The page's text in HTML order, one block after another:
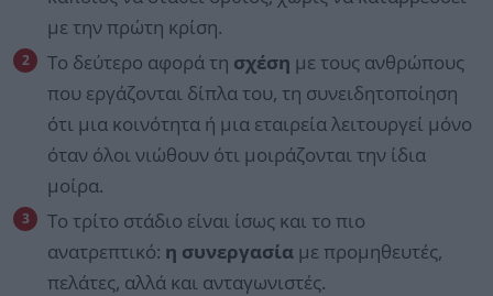
με την πρώτη κρίση.
Το δεύτερο αφορά τη σχέση με τους ανθρώπους
που εργάζονται δίπλα του, τη συνειδητοποίηση
ότι μια κοινότητα ή μια εταιρεία λειτουργεί μόνο
όταν όλοι νιώθουν ότι μοιράζονται την ίδια
μοίρα.
Το τρίτο στάδιο είναι ίσως και το πιο
ανατρεπτικό: η συνεργασία με προμηθευτές,
πελάτες, αλλά και ανταγωνιστές.